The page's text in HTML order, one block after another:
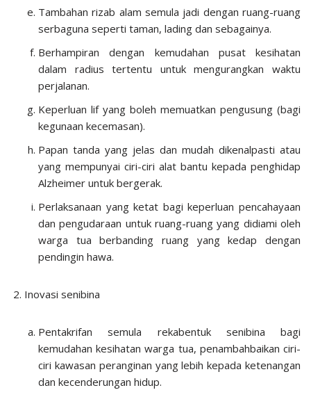
Tambahan rizab alam semula jadi dengan ruang-ruang
serbaguna seperti taman, lading dan sebagainya.
Berhampiran dengan kemudahan pusat kesihatan
dalam radius tertentu untuk mengurangkan waktu
perjalanan.
Keperluan lif yang boleh memuatkan pengusung (bagi
kegunaan kecemasan).
Papan tanda yang jelas dan mudah dikenalpasti atau
yang mempunyai ciri-ciri alat bantu kepada penghidap
Alzheimer untuk bergerak.
Perlaksanaan yang ketat bagi keperluan pencahayaan
dan pengudaraan untuk ruang-ruang yang didiami oleh
warga tua berbanding ruang yang kedap dengan
pendingin hawa.
Inovasi senibina
Pentakrifan semula rekabentuk senibina bagi
kemudahan kesihatan warga tua, penambahbaikan ciri-
ciri kawasan peranginan yang lebih kepada ketenangan
dan kecenderungan hidup.